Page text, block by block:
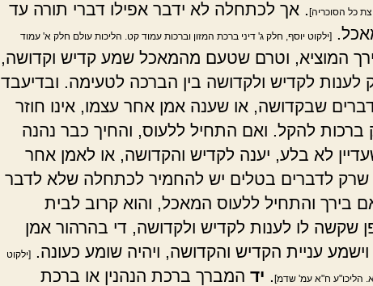
כל הסוכריה]
. אך לכתחלה לא ידבר אפילו דברי תורה עד
[ילקוט יוסף, חלק ג' דיני ברכת המזון וברכות עמוד קט. הליכות עולם חלק א' עמוד
המוציא, וטרם שטעם מהמאכל שמע קדיש וקדושה,
לענות לקדיש ולקדושה בין הברכה לטעימה. ובדיעבד
שבקדושה, או שענה אמן אחר עצמו, אינו חוזר
ברכות להקל. ואם התחיל ללעוס, והחיך כבר נהנה
לא בלע, יענה לקדיש והקדושה, או לאמן אחר
שרק לדברים בטלים יש להחמיר לכתחלה שלא לדבר
בירך והתחיל ללעוס המאכל, והוא קרוב לבית
שקשה לו לענות לקדיש ולקדושה, די בהרהור אמן
וישמע עניית הקדיש והקדושה, ויהיה שומע כעונה.
[ילקוט
הליכו"ע ח"א עמ' שדמ] יד המברך ברכת הנהנין או ברכת